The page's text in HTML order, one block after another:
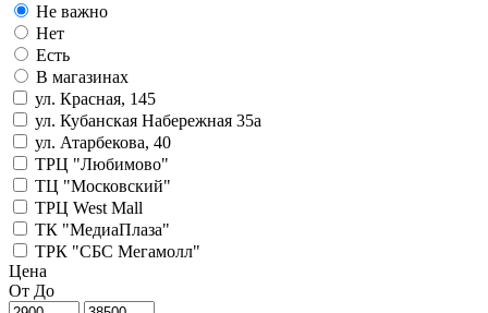
Не важно
Нет
Есть
В магазинах
ул. Красная, 145
ул. Кубанская Набережная 35а
ул. Атарбекова, 40
ТРЦ "Любимово"
ТЦ "Московский"
ТРЦ West Mall
ТК "МедиаПлаза"
ТРК "СБС Мегамолл"
Цена
От До